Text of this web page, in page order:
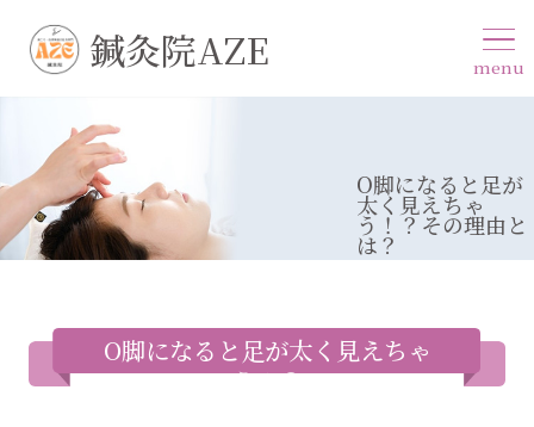
鍼灸院AZE menu
O脚になると足が
太く見えちゃ
う！？その理由と
は？
O脚になると足が太く見えちゃ
う！？